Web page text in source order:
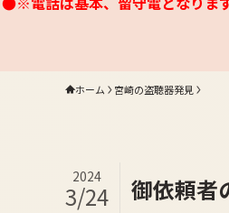
ホーム 宮崎の盗聴器発見
御依頼者
2024
3/24